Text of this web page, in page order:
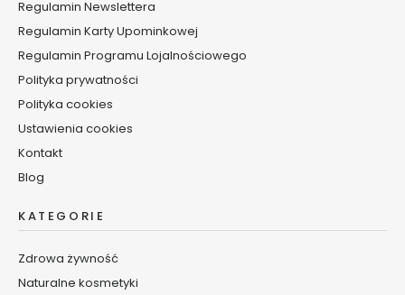
m
s
e
r
m
d
i
a
Regulamin Newslettera
Regulamin Karty Upominkowej
Regulamin Programu Lojalnościowego
Polityka prywatności
Polityka cookies
Ustawienia cookies
Kontakt
Blog
KATEGORIE
Zdrowa żywność
Naturalne kosmetyki